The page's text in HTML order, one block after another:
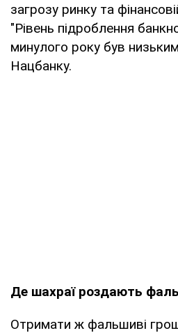
загрозу ринку та
"Рівень підроблення
минулого року був
Нацбанку.
Де шахраї роздають
Отримати ж фальшиві